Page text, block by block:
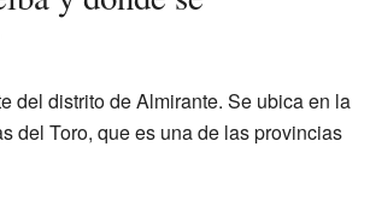
del distrito de Almirante. Se ubica en la
del Toro, que es una de las provincias